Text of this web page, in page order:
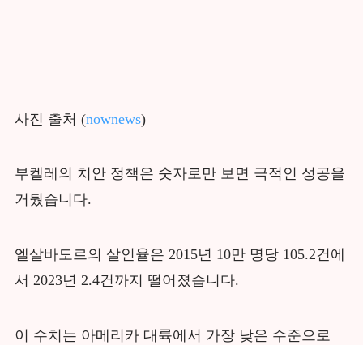
사진 출처 (nownews)
부켈레의 치안 정책은 숫자로만 보면 극적인 성공을
거뒀습니다.
엘살바도르의 살인율은 2015년 10만 명당 105.2건에
서 2023년 2.4건까지 떨어졌습니다.
이 수치는 아메리카 대륙에서 가장 낮은 수준으로